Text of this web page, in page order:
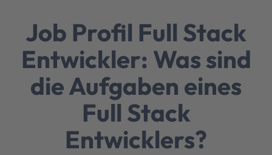
Job Profil Full Stack
Entwickler: Was sind
die Aufgaben eines
Full Stack
Entwicklers?